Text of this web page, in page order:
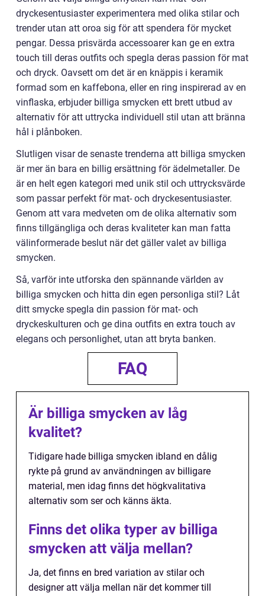
dryckesentusiaster experimentera med olika stilar och
trender utan att oroa sig för att spendera för mycket
pengar. Dessa prisvärda accessoarer kan ge en extra
touch till deras outfits och spegla deras passion för mat
och dryck. Oavsett om det är en knäppis i keramik
formad som en kaffebona, eller en ring inspirerad av en
vinflaska, erbjuder billiga smycken ett brett utbud av
alternativ för att uttrycka individuell stil utan att bränna
hål i plånboken.
Slutligen visar de senaste trenderna att billiga smycken
är mer än bara en billig ersättning för ädelmetaller. De
är en helt egen kategori med unik stil och uttrycksvärde
som passar perfekt för mat- och dryckesentusiaster.
Genom att vara medveten om de olika alternativ som
finns tillgängliga och deras kvaliteter kan man fatta
välinformerade beslut när det gäller valet av billiga
smycken.
Så, varför inte utforska den spännande världen av
billiga smycken och hitta din egen personliga stil? Låt
ditt smycke spegla din passion för mat- och
dryckeskulturen och ge dina outfits en extra touch av
elegans och personlighet, utan att bryta banken.
FAQ
Är billiga smycken av låg
kvalitet?
Tidigare hade billiga smycken ibland en dålig
rykte på grund av användningen av billigare
material, men idag finns det högkvalitativa
alternativ som ser och känns äkta.
Finns det olika typer av billiga
smycken att välja mellan?
Ja, det finns en bred variation av stilar och
designer att välja mellan när det kommer till